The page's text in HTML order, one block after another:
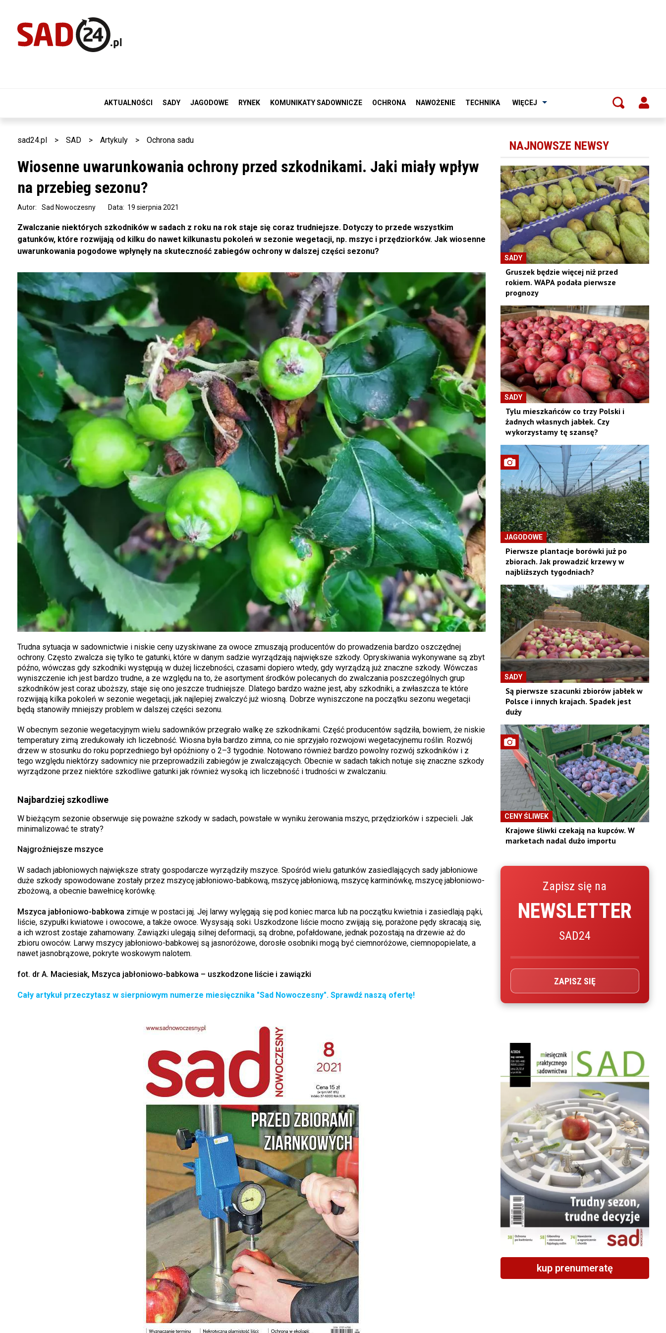
AKTUALNOŚCI SADY JAGODOWE RYNEK KOMUNIKATY SADOWNICZE OCHRONA NAWOŻENIE TECHNIKA WIĘCEJ
sad24.pl > SAD > Artykuly > Ochrona sadu
Wiosenne uwarunkowania ochrony przed szkodnikami. Jaki miały wpływ
na przebieg sezonu?
Data: 19 sierpnia 2021
Autor: Sad Nowoczesny
Zwalczanie niektórych szkodników w sadach z roku na rok staje się coraz trudniejsze. Dotyczy to przede wszystkim
gatunków, które rozwijają od kilku do nawet kilkunastu pokoleń w sezonie wegetacji, np. mszyc i przędziorków. Jak wiosenne
uwarunkowania pogodowe wpłynęły na skuteczność zabiegów ochrony w dalszej części sezonu?
Trudna sytuacja w sadownictwie i niskie ceny uzyskiwane za owoce zmuszają producentów do prowadzenia bardzo oszczędnej
ochrony. Często zwalcza się tylko te gatunki, które w danym sadzie wyrządzają największe szkody. Opryskiwania wykonywane są zbyt
późno, wówczas gdy szkodniki występują w dużej liczebności, czasami dopiero wtedy, gdy wyrządzą już znaczne szkody. Wówczas
wyniszczenie ich jest bardzo trudne, a ze względu na to, że asortyment środków polecanych do zwalczania poszczególnych grup
szkodników jest coraz uboższy, staje się ono jeszcze trudniejsze. Dlatego bardzo ważne jest, aby szkodniki, a zwłaszcza te które
rozwijają kilka pokoleń w sezonie wegetacji, jak najlepiej zwalczyć już wiosną. Dobrze wyniszczone na początku sezonu wegetacji
będą stanowiły mniejszy problem w dalszej części sezonu.
W obecnym sezonie wegetacyjnym wielu sadowników przegrało walkę ze szkodnikami. Część producentów sądziła, bowiem, że niskie
temperatury zimą zredukowały ich liczebność. Wiosna była bardzo zimna, co nie sprzyjało rozwojowi wegetacyjnemu roślin. Rozwój
drzew w stosunku do roku poprzedniego był opóźniony o 2–3 tygodnie. Notowano również bardzo powolny rozwój szkodników i z
tego względu niektórzy sadownicy nie przeprowadzili zabiegów je zwalczających. Obecnie w sadach takich notuje się znaczne szkody
wyrządzone przez niektóre szkodliwe gatunki jak również wysoką ich liczebność i trudności w zwalczaniu.
Najbardziej szkodliwe
W bieżącym sezonie obserwuje się poważne szkody w sadach, powstałe w wyniku żerowania mszyc, przędziorków i szpecieli. Jak
minimalizować te straty?
Najgroźniejsze mszyce
W sadach jabłoniowych największe straty gospodarcze wyrządziły mszyce. Spośród wielu gatunków zasiedlających sady jabłoniowe
duże szkody spowodowane zostały przez mszycę jabłoniowo-babkową, mszycę jabłoniową, mszycę karminówkę, mszycę jabłoniowo-
zbożową, a obecnie bawełnicę korówkę.
Mszyca jabłoniowo-babkowa zimuje w postaci jaj. Jej larwy wylęgają się pod koniec marca lub na początku kwietnia i zasiedlają pąki,
liście, szypułki kwiatowe i owocowe, a także owoce. Wysysają soki. Uszkodzone liście mocno zwijają się, porażone pędy skracają się,
a ich wzrost zostaje zahamowany. Zawiązki ulegają silnej deformacji, są drobne, pofałdowane, jednak pozostają na drzewie aż do
zbioru owoców. Larwy mszycy jabłoniowo-babkowej są jasnoróżowe, dorosłe osobniki mogą być ciemnoróżowe, ciemnopopielate, a
nawet jasnobrązowe, pokryte woskowym nalotem.
fot. dr A. Maciesiak, Mszyca jabłoniowo-babkowa – uszkodzone liście i zawiązki
Cały artykuł przeczytasz w sierpniowym numerze miesięcznika "Sad Nowoczesny". Sprawdź naszą ofertę!
NAJNOWSZE NEWSY
SADY
Gruszek będzie więcej niż przed
rokiem. WAPA podała pierwsze
prognozy
SADY
Tylu mieszkańców co trzy Polski i
żadnych własnych jabłek. Czy
wykorzystamy tę szansę?
JAGODOWE
Pierwsze plantacje borówki już po
zbiorach. Jak prowadzić krzewy w
najbliższych tygodniach?
SADY
Są pierwsze szacunki zbiorów jabłek w
Polsce i innych krajach. Spadek jest
duży
CENY ŚLIWEK
Krajowe śliwki czekają na kupców. W
marketach nadal dużo importu
Zapisz się na
NEWSLETTER
SAD24
ZAPISZ SIĘ
kup prenumeratę